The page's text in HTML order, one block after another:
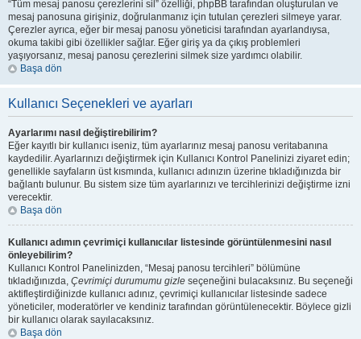
“Tüm mesaj panosu çerezlerini sil” özelliği, phpBB tarafından oluşturulan ve
mesaj panosuna girişiniz, doğrulanmanız için tutulan çerezleri silmeye yarar.
Çerezler ayrıca, eğer bir mesaj panosu yöneticisi tarafından ayarlandıysa,
okuma takibi gibi özellikler sağlar. Eğer giriş ya da çıkış problemleri
yaşıyorsanız, mesaj panosu çerezlerini silmek size yardımcı olabilir.
Başa dön
Kullanıcı Seçenekleri ve ayarları
Ayarlarımı nasıl değiştirebilirim?
Eğer kayıtlı bir kullanıcı iseniz, tüm ayarlarınız mesaj panosu veritabanına
kaydedilir. Ayarlarınızı değiştirmek için Kullanıcı Kontrol Panelinizi ziyaret edin;
genellikle sayfaların üst kısmında, kullanıcı adınızın üzerine tıkladığınızda bir
bağlantı bulunur. Bu sistem size tüm ayarlarınızı ve tercihlerinizi değiştirme izni
verecektir.
Başa dön
Kullanıcı adımın çevrimiçi kullanıcılar listesinde görüntülenmesini nasıl
önleyebilirim?
Kullanıcı Kontrol Panelinizden, “Mesaj panosu tercihleri” bölümüne
tıkladığınızda, Çevrimiçi durumumu gizle seçeneğini bulacaksınız. Bu seçeneği
aktifleştirdiğinizde kullanıcı adınız, çevrimiçi kullanıcılar listesinde sadece
yöneticiler, moderatörler ve kendiniz tarafından görüntülenecektir. Böylece gizli
bir kullanıcı olarak sayılacaksınız.
Başa dön